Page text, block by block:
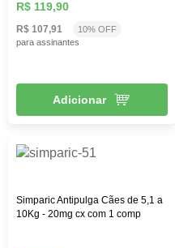
R$ 119,90
R$ 107,91
10% OFF
para assinantes
Adicionar
Simparic Antipulga Cães de 5,1 a
10Kg - 20mg cx com 1 comp